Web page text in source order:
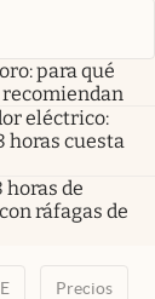
para qué
recomiendan
eléctrico:
horas cuesta
horas de
ráfagas de
Precios